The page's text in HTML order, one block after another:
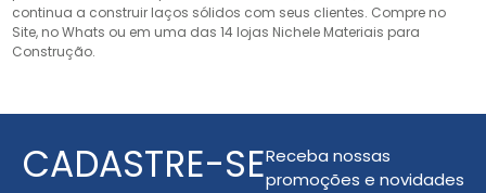
continua a construir laços sólidos com seus clientes. Compre no
Site, no Whats ou em uma das 14 lojas Nichele Materiais para
Construção.
CADASTRE-SEReceba nossas
promoções e novidades